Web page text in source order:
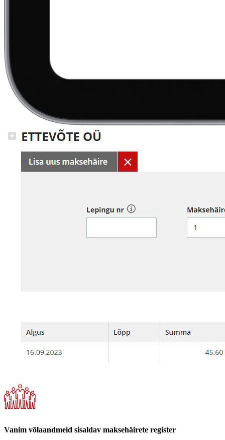
Vanim võlaandmeid sisaldav maksehäirete register